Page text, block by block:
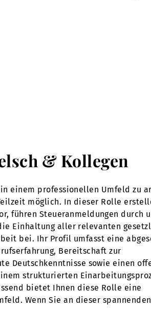
& Kollegen
einem professionellen Umfeld zu
möglich. In dieser Rolle
führen Steueranmeldungen durch
Einhaltung aller relevanten
bei. Ihr Profil umfasst eine
Bereitschaft zur
Deutschkenntnisse sowie einen
strukturierten
bietet Ihnen diese Rolle eine
Wenn Sie an dieser spannenden